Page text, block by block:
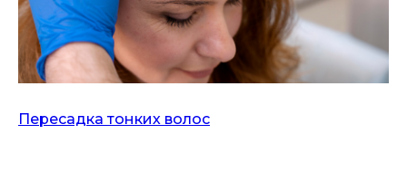
Пересадка тонких волос